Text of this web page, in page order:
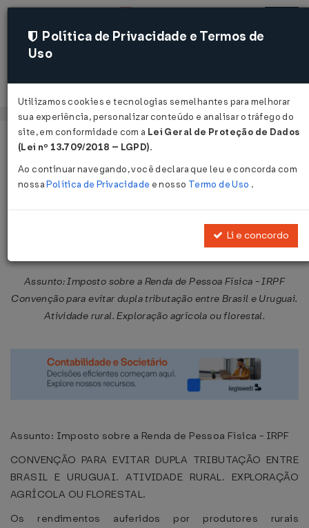
Acessar
Página Inicial Legislações
Solução de Consulta COSIT Nº 83
Assunto: Imposto sobre a Renda de Pessoa Física - IRPF
Convenção para evitar dupla tributação entre Brasil e Uruguai.
Atividade rural. Exploração agrícola ou florestal.
Assunto: Imposto sobre a Renda de Pessoa Física - IRPF
CONVENÇÃO PARA EVITAR DUPLA TRIBUTAÇÃO ENTRE
BRASIL E URUGUAI. ATIVIDADE RURAL. EXPLORAÇÃO
AGRÍCOLA OU FLORESTAL.
Os rendimentos auferidos por produtores rurais
Política de Privacidade e Termos de
Uso
Utilizamos cookies e tecnologias semelhantes para melhorar
sua experiência, personalizar conteúdo e analisar o tráfego do
site, em conformidade com a Lei Geral de Proteção de Dados
(Lei nº 13.709/2018 – LGPD).
Ao continuar navegando, você declara que leu e concorda com
nossaPolítica de Privacidade e nosso Termo de Uso .
Li e concordo